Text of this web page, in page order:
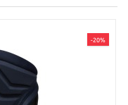
-20%